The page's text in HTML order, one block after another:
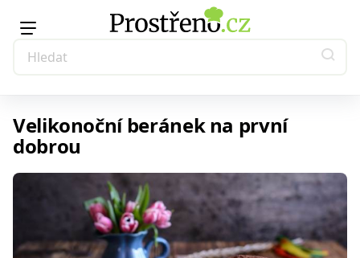
Velikonoční beránek na první
dobrou